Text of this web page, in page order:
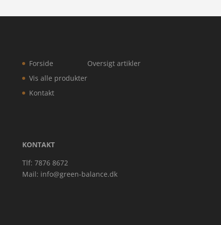
Forside
Vis alle produkter
Kontakt
Oversigt artikler
KONTAKT
Tlf: 7876 8672
Mail: info@green-balance.dk